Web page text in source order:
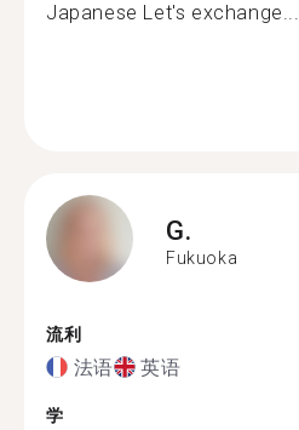
Japanese Let's exchange...
G.
Fukuoka
流利
法语 英语
学